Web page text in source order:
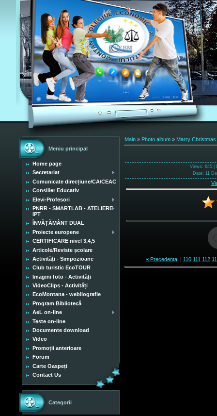
Meniu principal
Home page
Secretariat
Comunicate direcțiune/CA/CEAC
Consilier Educativ
Elevi-Profesori
PNRR - SMARTLAB - ATELIERE
IPT
ÎNVĂȚĂMÂNT DUAL
Proiecte europene
CERTIFICARE nivel 3,4,5
Articole/Reviste școlare
Activități - Simpozioane
Club turistic EcoTOUR
Imagini foto - Activități
VideoClips - Activități
EcoMontana - webliografie
Program Bibliotecă
AeL on-line
Teste on-line
Documente download
Video
Promoții anterioare
Forum
Carte Oaspeți
Contact Us
Categorii
Main » Photo album » Marry Christmas
Views: 645 |
Date: 11
« Precedenta| 110 111 112